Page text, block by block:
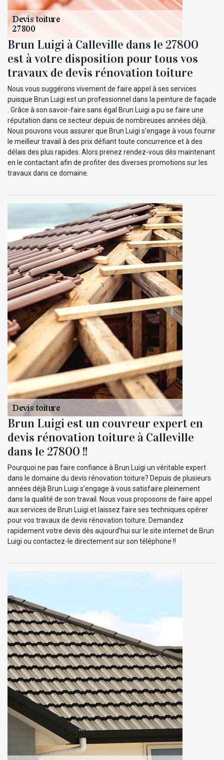
Brun Luigi à Calleville dans le 27800
est à votre disposition pour tous vos
travaux de devis rénovation toiture
Nous vous suggérons vivement de faire appel à ses services
puisque Brun Luigi est un professionnel dans la peinture de façade
. Grâce à son savoir-faire sans égal Brun Luigi a pu se faire une
réputation dans ce secteur depuis de nombreuses années déjà.
Nous pouvons vous assurer que Brun Luigi s’engage à vous fournir
le meilleur travail à des prix défiant toute concurrence et à des
délais des plus rapides. Alors prenez rendez-vous dès maintenant
en le contactant afin de profiter des diverses promotions sur les
travaux dans ce domaine.
Brun Luigi est un couvreur expert en
devis rénovation toiture à Calleville
dans le 27800 !!
Pourquoi ne pas faire confiance à Brun Luigi un véritable expert
dans le domaine du devis rénovation toiture? Depuis de plusieurs
années déjà Brun Luigi s’engage à vous satisfaire pleinement
dans la qualité de son travail. Nous vous proposons de faire appel
aux services de Brun Luigi et laissez faire ses techniques opérer
pour vos travaux de devis rénovation toiture. Demandez
rapidement votre devis dès aujourd’hui sur le site internet de Brun
Luigi ou contactez-le directement sur son téléphone !!